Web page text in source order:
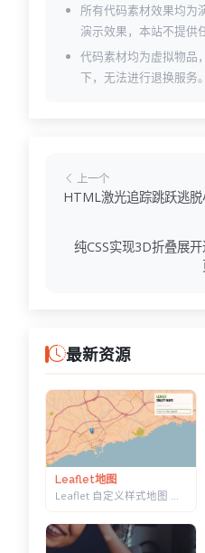
所有代码素材效果均为
演示效果，本站不提供
代码素材均为虚拟物品
下，无法进行退换服务。
上一个
HTML激光追踪跳跃逃
纯CSS实现3D折叠展
最新资源
Leaflet地图
Leaflet 自定义样式地图 — 十几套配色一键切换，带自动降级容错